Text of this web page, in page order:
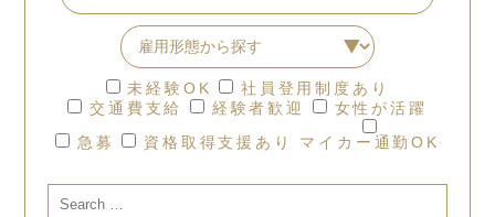
未経験OK
社員登用制度あり
交通費支給
経験者歓迎
女性が活躍
急募
資格取得支援あり マイカー通勤OK